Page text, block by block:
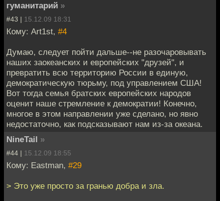
гуманитарий »
#43 | 15.12.09 18:31
Кому: Art1st, #4
Думаю, следует пойти дальше--не разочаровывать
наших заокеанских и европейских "друзей", и
превратить всю территорию России в единую,
демократическую тюрьму, под управлением США!
Вот тогда семья братских европейских народов
оценит наше стремление к демократии! Конечно,
многое в этом направлении уже сделано, но явно
недостаточно, как подсказывают нам из-за океана.
NineTail »
#44 | 15.12.09 18:55
Кому: Eastman, #29
> Это уже просто за гранью добра и зла.